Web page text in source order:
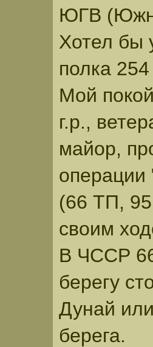
ЮГВ
Хотел бы
полка
Мой
г.р.,
майор,
операции
(66 ТП,
своим
В ЧССР
берегу
Дунай
берега.